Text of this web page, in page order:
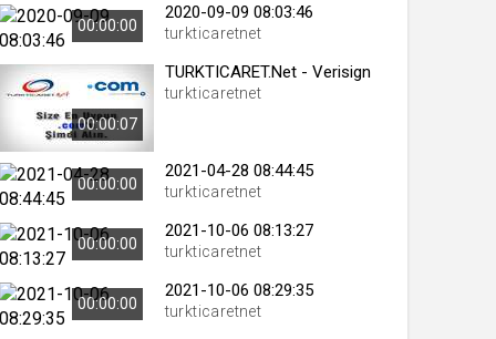
küçük
İzniniz şu
hale
bir
Türü
yıl
00:00:00
2020-09-09 08:03:46
turkticaretnet
00:00:07
TURKTICARET.Net - Verisign
turkticaretnet
00:00:00
2021-04-28 08:44:45
turkticaretnet
00:00:00
2021-10-06 08:13:27
turkticaretnet
00:00:00
2021-10-06 08:29:35
turkticaretnet